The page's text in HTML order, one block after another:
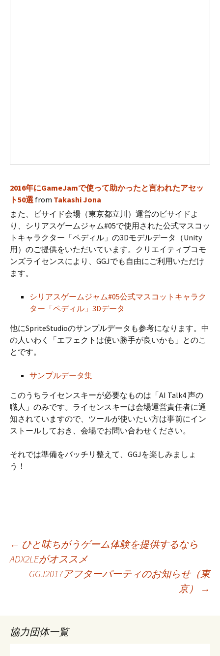
2016年にGameJamで使って助かったと言われたアセッ
ト50選 from Takashi Jona
また、ビサイド会場（東京都立川）運営のビサイドよ
り、シリアスゲームジャム#05で使用された公式マスコッ
トキャラクター「ペディル」の3Dモデルデータ（Unity
用）のご提供をいただいています。クリエイティブコモ
ンズライセンスにより、GGJでも自由にご利用いただけ
ます。
シリアスゲームジャム#05公式マスコットキャラク
ター「ペディル」3Dデータ
他にSpriteStudioのサンプルデータも参考になります。中
の人いわく「エフェクトは使い勝手が良いかも」とのこ
とです。
サンプルデータ集
このうちライセンスキーが必要なものは「AI Talk4 声の
職人」のみです。ライセンスキーは会場運営責任者に通
知されていますので、ツールが使いたい方は事前にイン
ストールしておき、会場でお問い合わせください。
それでは準備をバッチリ整えて、GGJを楽しみましょ
う！
投
ビ
← ひと味ちがうゲーム体験を提供するなら
ADX2LEがオススメ
GGJ2017アフターパーティのお知らせ（東
京）
→
協力団体一覧